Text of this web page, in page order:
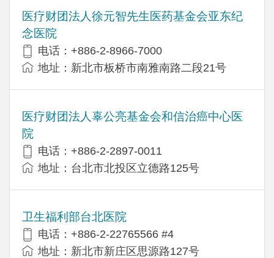
医疗财团法人徐元智先生医药基金会亚东纪
念医院
电话：+886-2-8966-7000
地址：新北市板桥市南雅南路二段21号
医疗财团法人辜公亮基金会和信治癌中心医
院
电话：+886-2-2897-0011
地址：台北市北投区立德路125号
卫生福利部台北医院
电话：+886-2-22765566 #4
地址：新北市新庄区思源路127号